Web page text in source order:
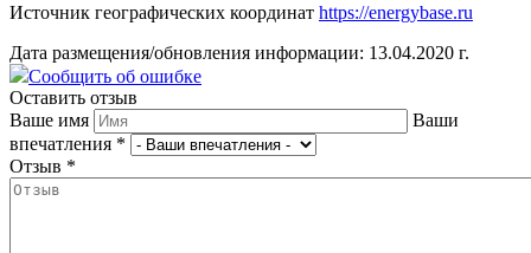
Источник географических координат https://energybase.ru
Дата размещения/обновления информации: 13.04.2020 г.
Сообщить об ошибке
Оставить отзыв
Ваше имя
Ваши
впечатления *
Отзыв *